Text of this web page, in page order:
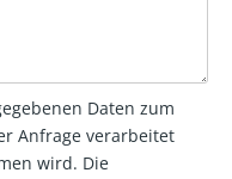
Daten zum
Anfrage verarbeitet
wird. Die